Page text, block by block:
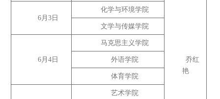
乔红
艳
6月3日
化学与环境学院
文学与传媒学院
6月4日
马克思主义学院
外语学院
体育学院
艺术学院